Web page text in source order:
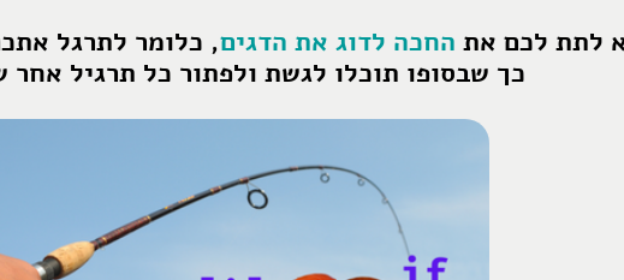
לתת לכם את החכה לדוג את הדגים, כלומר לתרגל
כך שבסופו תוכלו לגשת ולפתור כל תרגיל אחר